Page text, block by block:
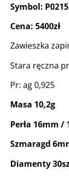
Symbol: P0215
Cena: 5400zł
Zawieszka
Stara ręczna
Pr: ag 0,925
Masa 10,2g
Perła 16mm /
Szmaragd
Diamenty